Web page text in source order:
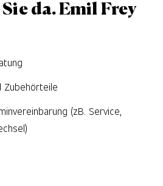
da. Emil Frey
Zubehörteile
(zB. Service,